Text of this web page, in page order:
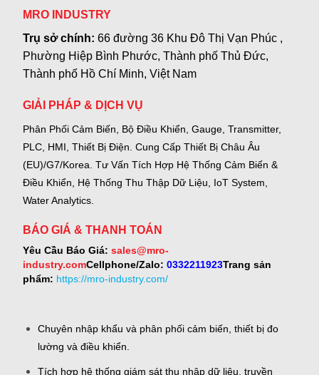
MRO INDUSTRY
Trụ sở chính:66 đường 36 Khu Đô Thị Vạn Phúc ,
Phường Hiệp Bình Phước, Thành phố Thủ Đức,
Thành phố Hồ Chí Minh, Việt Nam
GIẢI PHÁP & DỊCH VỤ
Phân Phối Cảm Biến, Bộ Điều Khiển, Gauge, Transmitter,
PLC, HMI, Thiết Bị Điện. Cung Cấp Thiết Bị Châu Âu
(EU)/G7/Korea. Tư Vấn Tích Hợp Hệ Thống Cảm Biến &
Điều Khiển, Hệ Thống Thu Thập Dữ Liệu, IoT System,
Water Analytics.
BÁO GIÁ & THANH TOÁN
Yêu Cầu Báo Giá: sales@mro-
industry.comCellphone/Zalo: 0332211923Trang sản
phẩm: https://mro-industry.com/
Chuyên nhập khẩu và phân phối cảm biến, thiết bị đo
lường và điều khiển.
Tích hợp hệ thống giám sát thu nhập dữ liệu, truyền